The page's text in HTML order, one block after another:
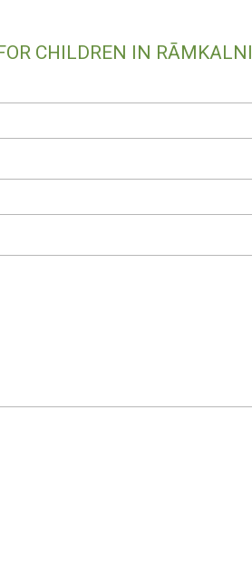
CHILDREN IN RĀMKALNI